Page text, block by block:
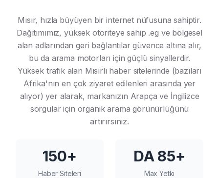
Mısır, hızla büyüyen bir internet nüfusuna sahiptir.
Dağıtımımız, yüksek otoriteye sahip .eg ve bölgesel
alan adlarından geri bağlantılar güvence altına alır,
bu da arama motorları için güçlü sinyallerdir.
Yüksek trafik alan Mısırlı haber sitelerinde (bazıları
Afrika'nın en çok ziyaret edilenleri arasında yer
alıyor) yer alarak, markanızın Arapça ve İngilizce
sorgular için organik arama görünürlüğünü
artırırsınız.
150+
Haber Siteleri
DA 85+
Max Yetki